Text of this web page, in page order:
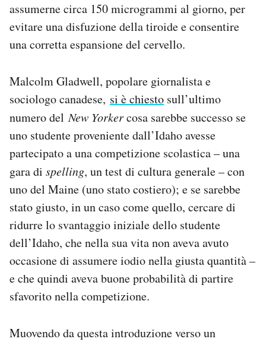
assumerne circa 150 microgrammi al giorno, per
evitare una disfuzione della tiroide e consentire
una corretta espansione del cervello.
Malcolm Gladwell, popolare giornalista e
sociologo canadese, si è chiesto sull’ultimo
numero delNew Yorkercosa sarebbe successo se
uno studente proveniente dall’Idaho avesse
partecipato a una competizione scolastica – una
gara di spelling, un test di cultura generale – con
uno del Maine (uno stato costiero); e se sarebbe
stato giusto, in un caso come quello, cercare di
ridurre lo svantaggio iniziale dello studente
dell’Idaho, che nella sua vita non aveva avuto
occasione di assumere iodio nella giusta quantità –
e che quindi aveva buone probabilità di partire
sfavorito nella competizione.
Muovendo da questa introduzione verso un